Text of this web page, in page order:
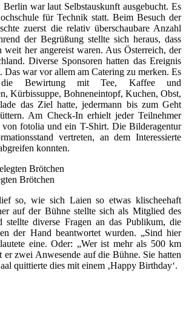
war laut Selbstauskunft ausgebucht. Es
für Technik statt. Beim Besuch der
zuerst die relativ überschaubare Anzahl
der Begrüßung stellte sich heraus, dass
her angereist waren. Aus Österreich, der
Diverse Sponsoren hatten das Ereignis
Das war vor allem am Catering zu merken. Es
Bewirtung mit Tee, Kaffee und
Kürbissuppe, Bohneneintopf, Kuchen, Obst,
das Ziel hatte, jedermann bis zum Geht
Am Check-In erhielt jeder Teilnehmer
von fotolia und ein T-Shirt. Die Bilderagentur
vertreten, an dem Interessierte
konnten.
Brötchen
so, wie sich Laien so etwas klischeehaft
auf der Bühne stellte sich als Mitglied des
stellte diverse Fragen an das Publikum, die
der Hand beantwortet wurden. „Sind hier
eine. Oder: „Wer ist mehr als 500 km
er zwei Anwesende auf die Bühne. Sie hatten
quittierte dies mit einem ‚Happy Birthday‘.